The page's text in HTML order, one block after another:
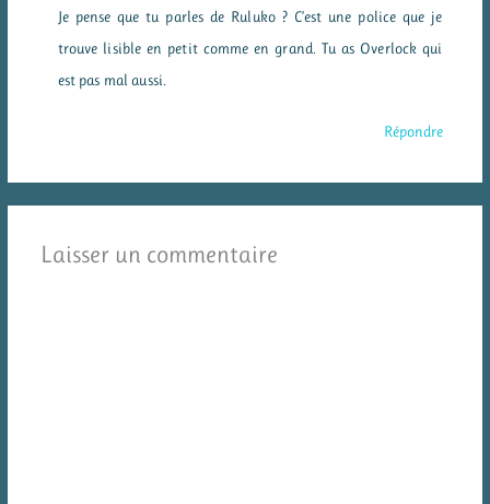
Je pense que tu parles de Ruluko ? C’est une police que je
trouve lisible en petit comme en grand. Tu as Overlock qui
est pas mal aussi.
Répondre
Laisser un commentaire